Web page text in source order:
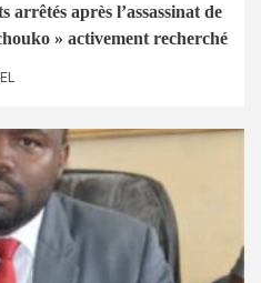
après l’assassinat de
» activement recherché